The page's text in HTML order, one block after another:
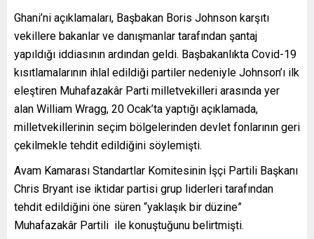
Ghani’ni açıklamaları, Başbakan Boris Johnson karşıtı
vekillere bakanlar ve danışmanlar tarafından şantaj
yapıldığı iddiasının ardından geldi. Başbakanlıkta Covid-19
kısıtlamalarının ihlal edildiği partiler nedeniyle Johnson’ı ilk
eleştiren Muhafazakâr Parti milletvekilleri arasında yer
alan William Wragg, 20 Ocak’ta yaptığı açıklamada,
milletvekillerinin seçim bölgelerinden devlet fonlarının geri
çekilmekle tehdit edildiğini söylemişti.
Avam Kamarası Standartlar Komitesinin İşçi Partili Başkanı
Chris Bryant ise iktidar partisi grup liderleri tarafından
tehdit edildiğini öne süren “yaklaşık bir düzine”
Muhafazakâr Partili ile konuştuğunu belirtmişti.